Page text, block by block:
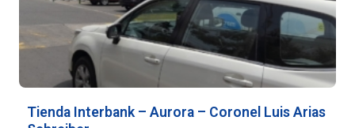
Tienda Interbank – Aurora – Coronel Luis Arias